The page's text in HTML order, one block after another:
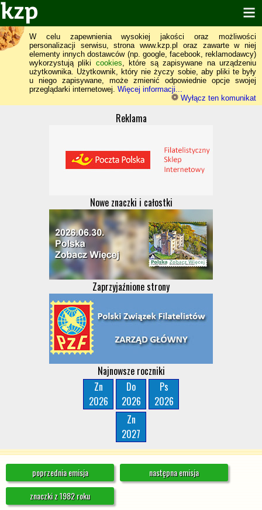
W celu zapewnienia wysokiej jakości oraz możliwości
personalizacji serwisu, strona www.kzp.pl oraz zawarte w niej
elementy innych dostawców (np. google, facebook, reklamodawcy)
wykorzystują pliki cookies, które są zapisywane na urządzeniu
użytkownika. Użytkownik, który nie życzy sobie, aby pliki te były
u niego zapisywane, może zmienić odpowiednie opcje swojej
przeglądarki internetowej. Więcej informacji...
Wyłącz ten komunikat
Reklama
Nowe znaczki i całostki
Zaprzyjaźnione strony
Najnowsze roczniki
Zn
2026
Do
2026
Ps
2026
Zn
2027
poprzednia emisja
następna emisja
znaczki z 1982 roku